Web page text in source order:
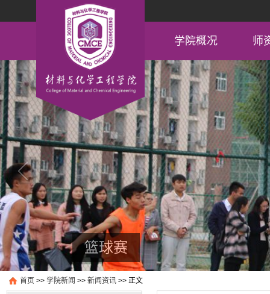
学院概况 师
领导信箱
首页 >> 学院新闻 >> 新闻资讯 >> 正文